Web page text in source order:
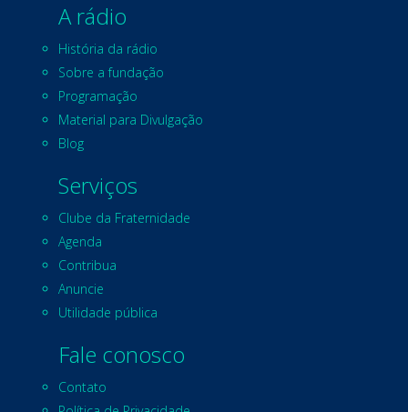
A rádio
História da rádio
Sobre a fundação
Programação
Material para Divulgação
Blog
Serviços
Clube da Fraternidade
Agenda
Contribua
Anuncie
Utilidade pública
Fale conosco
Contato